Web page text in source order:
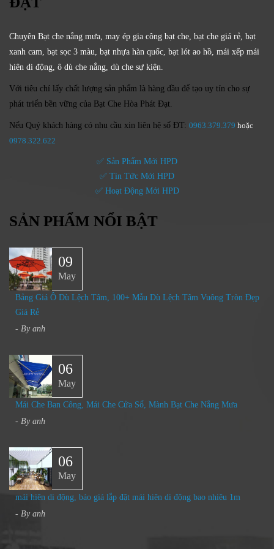
Chuyên Bạt che nắng mưa, may ép gia công bạt che, bạt che giá rẻ, bạt
xanh cam, bạt sọc 3 màu, bạt nhựa hàn quốc, bạt lót ao hồ, mái xếp mái
hiên di động, ô dù che nắng, dù che sự kiện.
Với tiêu chí lấy chất lượng sản phẩm là hàng đầu để tạo uy tín cho sự
phát triển bền vững của Bạt Che Hòa Phát Đạt.
Nếu Quý khách hàng có nhu cầu xin liên hệ số ĐT: 0963.379.379 hoặc
0978.322.622
✅ Sản Phẩm Mới HPD
✅ Tin Tức Mới HPD
✅ Hoạt Động Mới HPD
SẢN PHẨM NỔI BẬT
09
May
Bảng Giá Ô Dù Lệch Tâm, 100+ Mẫu Dù Lệch Tâm Vuông Tròn Đẹp
Giá Rẻ
- By anh
06
May
Mái Che Ban Công, Mái Che Cửa Sổ, Mành Bạt Che Nắng Mưa
- By anh
06
May
mái hiên di động, báo giá lắp đặt mái hiên di động bao nhiêu 1m
- By anh